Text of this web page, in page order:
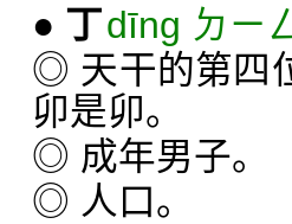
● 丁dīng ㄉㄧ
◎ 天干的第四
卯是卯。
◎ 成年男子。
◎ 人口。